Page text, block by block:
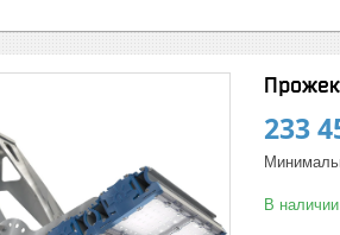
233
В наличии